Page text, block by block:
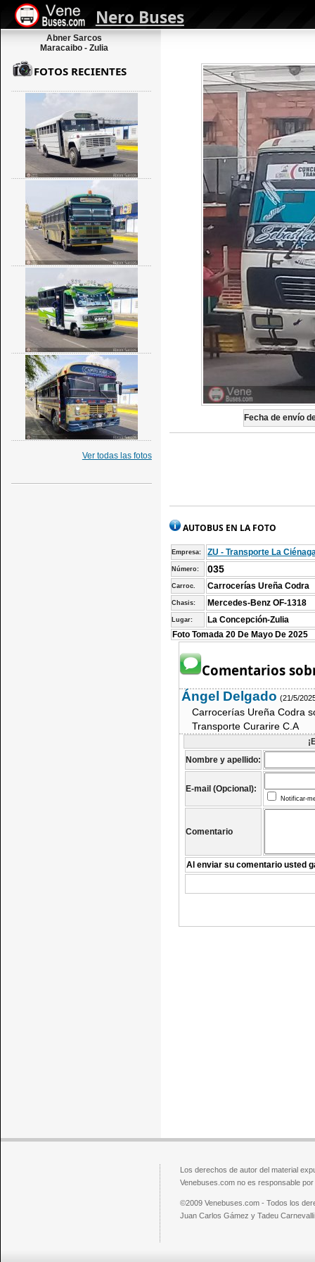
Nero Buses
Abner Sarcos
Maracaibo - Zulia
Fecha de envío
AUTOBUS EN LA FOTO
Empresa: ZU - Transporte La
Número: 035
Carroc. Carrocerías Ureña Codra
Chasis: Mercedes-Benz OF-1318
Lugar:
La Concepción-Zulia
Foto Tomada 20 De Mayo De 2025
Comentarios
Ángel Delgado (21/5/
Carrocerías Ureña Codra
Transporte Curarire C.A
Nombre y apellido:
E-mail (Opcional):
Notificar-
Comentario
Al enviar su comentario usted
FOTOS RECIENTES
Ver todas las fotos
Los derechos de autor del material
Venebuses.com no es responsable
©2009 Venebuses.com - Todos los
Juan Carlos Gámez y Tadeu Carnevalli